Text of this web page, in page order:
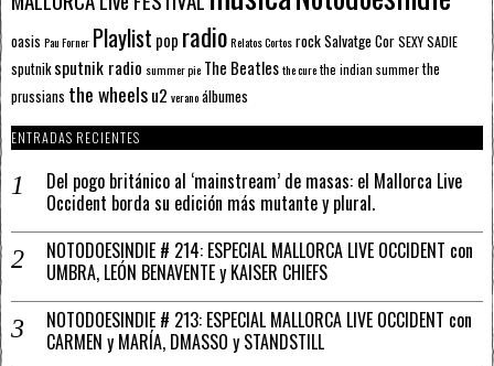
oasis Pau Forner Playlist pop radioRelatos CortosrockSalvatge CorSEXY SADIE
sputnik sputnik radio summer pie The Beatlesthe curethe indian summerthe
prussians the wheelsu2 veranoálbumes
ENTRADAS RECIENTES
Del pogo británico al ‘mainstream’ de masas: el Mallorca Live
Occident borda su edición más mutante y plural.
NOTODOESINDIE # 214: ESPECIAL MALLORCA LIVE OCCIDENT con
UMBRA, LEÓN BENAVENTE y KAISER CHIEFS
NOTODOESINDIE # 213: ESPECIAL MALLORCA LIVE OCCIDENT con
CARMEN y MARÍA, DMASSO y STANDSTILL